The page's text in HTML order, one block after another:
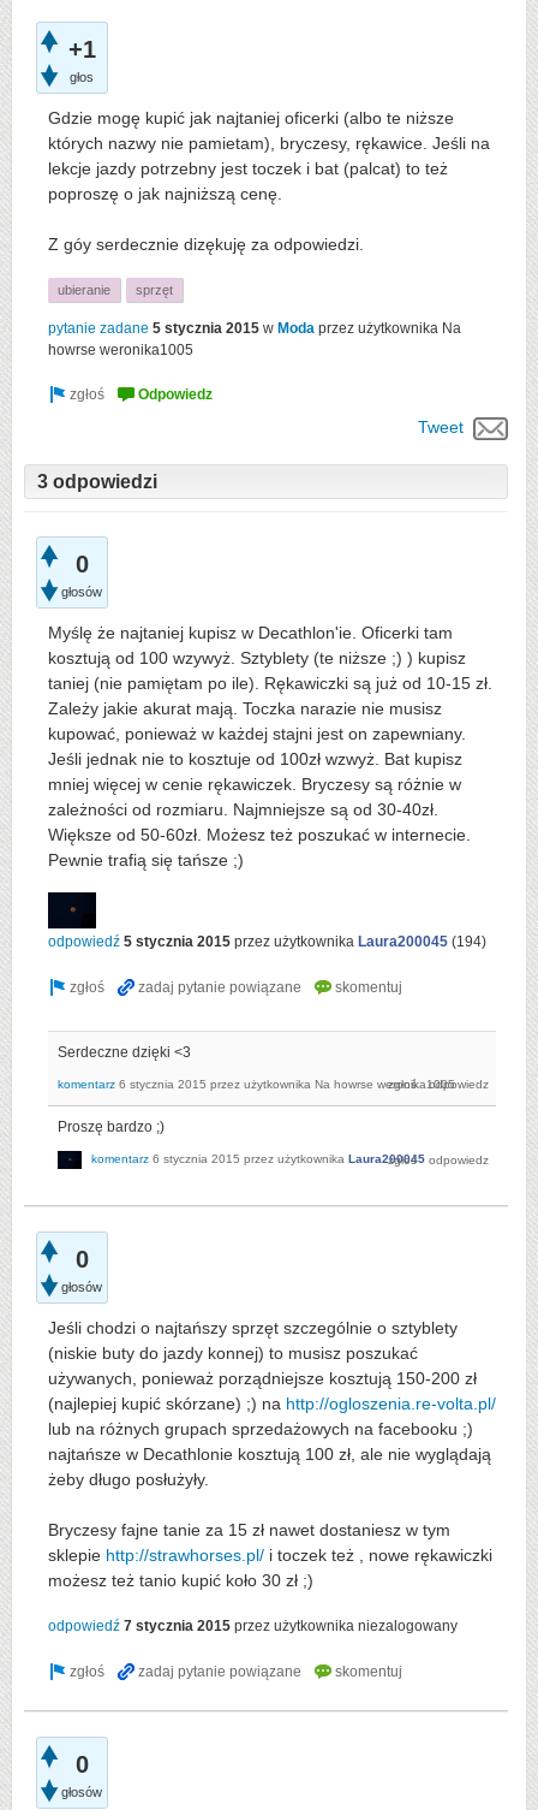
+1
głos
Gdzie mogę kupić jak najtaniej oficerki (albo te niższe
których nazwy nie pamietam), bryczesy, rękawice. Jeśli na
lekcje jazdy potrzebny jest toczek i bat (palcat) to też
poproszę o jak najniższą cenę.
Z góy serdecznie dizękuję za odpowiedzi.
ubieranie sprzęt
pytanie zadane 5 stycznia 2015 w Moda przez użytkownika Na
howrse weronika1005
Tweet
3 odpowiedzi
0
głosów
Myślę że najtaniej kupisz w Decathlon'ie. Oficerki tam
kosztują od 100 wzywyż. Sztyblety (te niższe ;) ) kupisz
taniej (nie pamiętam po ile). Rękawiczki są już od 10-15 zł.
Zależy jakie akurat mają. Toczka narazie nie musisz
kupować, ponieważ w każdej stajni jest on zapewniany.
Jeśli jednak nie to kosztuje od 100zł wzwyż. Bat kupisz
mniej więcej w cenie rękawiczek. Bryczesy są różnie w
zależności od rozmiaru. Najmniejsze są od 30-40zł.
Większe od 50-60zł. Możesz też poszukać w internecie.
Pewnie trafią się tańsze ;)
odpowiedź 5 stycznia 2015 przez użytkownika Laura200045 (194)
Serdeczne dzięki <3
komentarz 6 stycznia 2015 przez użytkownika Na howrse weronika1005
Proszę bardzo ;)
komentarz 6 stycznia 2015 przez użytkownika Laura200045
0
głosów
Jeśli chodzi o najtańszy sprzęt szczególnie o sztyblety
(niskie buty do jazdy konnej) to musisz poszukać
używanych, ponieważ porządniejsze kosztują 150-200 zł
(najlepiej kupić skórzane) ;) na http://ogloszenia.re-volta.pl/
lub na różnych grupach sprzedażowych na facebooku ;)
najtańsze w Decathlonie kosztują 100 zł, ale nie wyglądają
żeby długo posłużyły.
Bryczesy fajne tanie za 15 zł nawet dostaniesz w tym
sklepie http://strawhorses.pl/ i toczek też , nowe rękawiczki
możesz też tanio kupić koło 30 zł ;)
odpowiedź 7 stycznia 2015 przez użytkownika niezalogowany
0
głosów